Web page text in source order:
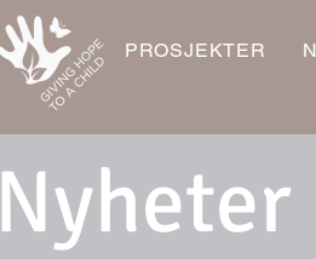
PROSJEKTER
Nyheter